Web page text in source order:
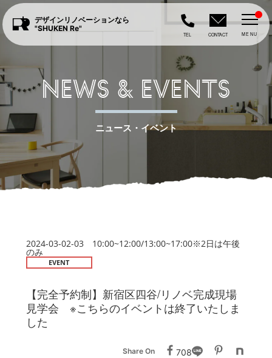
デザインリノベーションなら
"SHUKEN Re"
TEL CONTACT MENU
NEWS & EVENTS
ニュース・イベント
2024-03-02-03 10:00~12:00/13:00~17:00※2日は午後
のみ
EVENT
【完全予約制】新宿区四谷/リノベ完成現場
見学会 ※こちらのイベントは終了いたしま
した
Share On 708